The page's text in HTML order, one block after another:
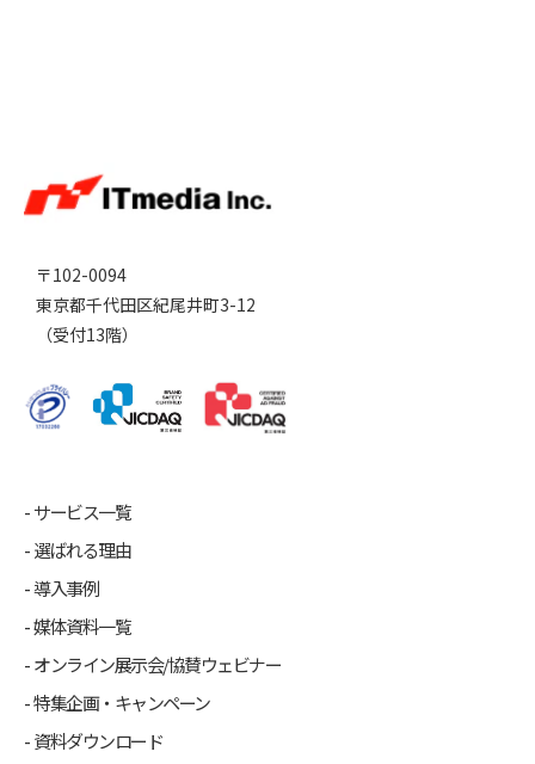
〒102-0094
東京都千代田区紀尾井町3-12
（受付13階）
サービス一覧
選ばれる理由
導入事例
媒体資料一覧
オンライン展示会/協賛ウェビナー
特集企画・キャンペーン
資料ダウンロード